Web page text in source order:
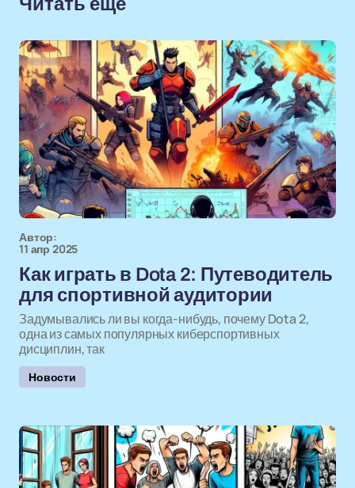
Автор:
11 апр 2025
Как играть в Dota 2: Путеводитель
для спортивной аудитории
Задумывались ли вы когда-нибудь, почему Dota 2,
одна из самых популярных киберспортивных
дисциплин, так
Новости